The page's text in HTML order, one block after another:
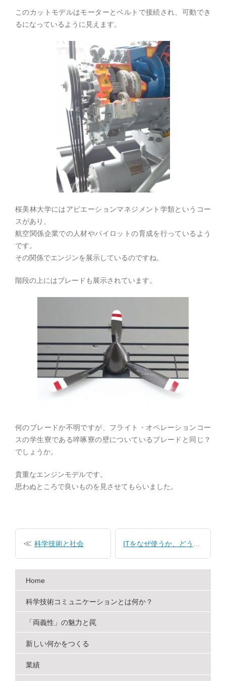
このカットモデルはモーターとベルトで接続され、可動でき
るになっているように見えます。
桜美林大学にはアビエーションマネジメント学類というコー
スがあり、
航空関係企業での人材やパイロットの育成を行っているよう
です。
その関係でエンジンを展示しているのですね。
階段の上にはブレードも展示されています。
何のブレードか不明ですが、フライト・オペレーションコー
スの学生寮である啐啄寮の壁についているブレードと同じ？
でしょうか。
貴重なエンジンモデルです。
思わぬところで良いものを見させてもらいました。
稿
ナ
ン
科学技術と社会
Home
科学技術コミュニケーションとは何か？
「両義性」の魅力と罠
新しい何かをつくる
業績